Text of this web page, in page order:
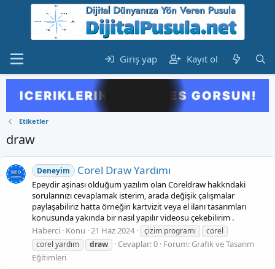
Giriş yap Kayıt ol
Etiketler
draw
Deneyim Corel Draw Yardımı
Epeydir aşinası olduğum yazılım olan Coreldraw hakkndaki
sorularınızı cevaplamak isterim, arada değişik çalışmalar
paylaşabiliriz hatta örneğin kartvizit veya el ilanı tasarımları
konusunda yakında bir nasıl yapılır videosu çekebilirim .
Haberci Konu 21 Haz 2024 çizim programı
corel
corel yardım
draw Cevaplar: 0 Forum: Grafik ve Tasarım
Eğitimleri